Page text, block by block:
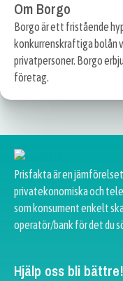
Om Borgo
Borgo är ett fristående
konkurrenskraftiga bolån
privatpersoner. Borgo
företag.
Prisfakta är en
privatekonomiska och
som konsument enkelt
operatör/bank för det du
Hjälp oss bli bättre!